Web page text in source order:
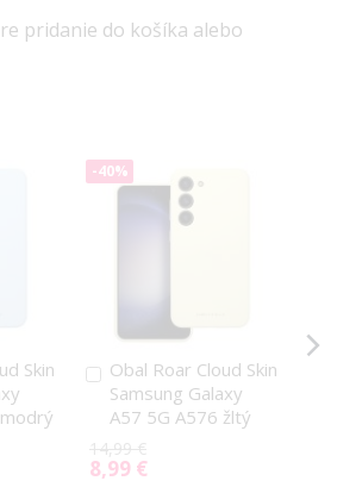
pridanie do košíka alebo
Skin
-40%
Obal Roar Cloud Skin
Samsung Galaxy
A57 5G A576 žltý
14,99 €
Special
8,99 €
Pridať
do
košíka